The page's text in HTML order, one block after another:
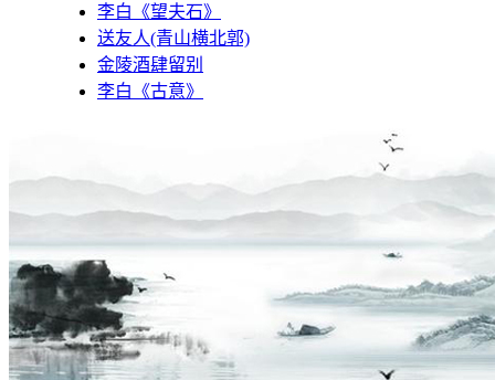
李白《望夫石》
送友人(青山横北郭)
金陵酒肆留别
李白《古意》